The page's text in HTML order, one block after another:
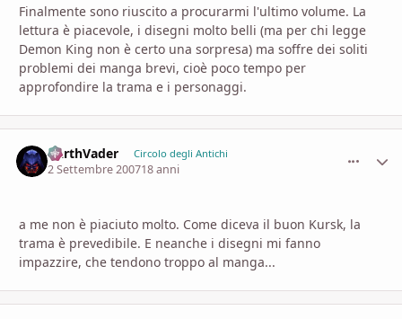
Finalmente sono riuscito a procurarmi l'ultimo volume. La
lettura è piacevole, i disegni molto belli (ma per chi legge
Demon King non è certo una sorpresa) ma soffre dei soliti
problemi dei manga brevi, cioè poco tempo per
approfondire la trama e i personaggi.
DarthVader Circolo degli Antichi
2 Settembre 200718 anni
a me non è piaciuto molto. Come diceva il buon Kursk, la
trama è prevedibile. E neanche i disegni mi fanno
impazzire, che tendono troppo al manga...